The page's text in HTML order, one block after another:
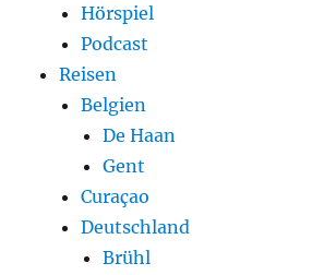
Hörspiel
Podcast
Reisen
Belgien
De Haan
Gent
Curaçao
Deutschland
Brühl